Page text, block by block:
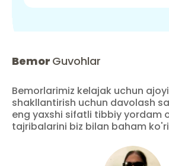
Bemor Guvohlar
Bemorlarimiz kelajak uchun
shakllantirish uchun davolash
eng yaxshi sifatli tibbiy yordam
tajribalarini biz bilan baham